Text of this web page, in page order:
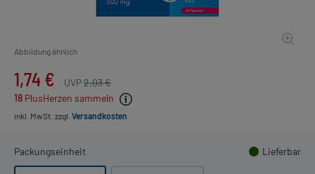
Abbildung ähnlich
1,74 € UVP2,03 €
18 PlusHerzen sammeln
inkl. MwSt. zzgl. Versandkosten
Packungseinheit Lieferbar